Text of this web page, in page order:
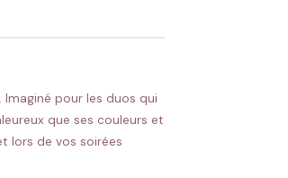
pour les duos qui
que ses couleurs et
lors de vos soirées